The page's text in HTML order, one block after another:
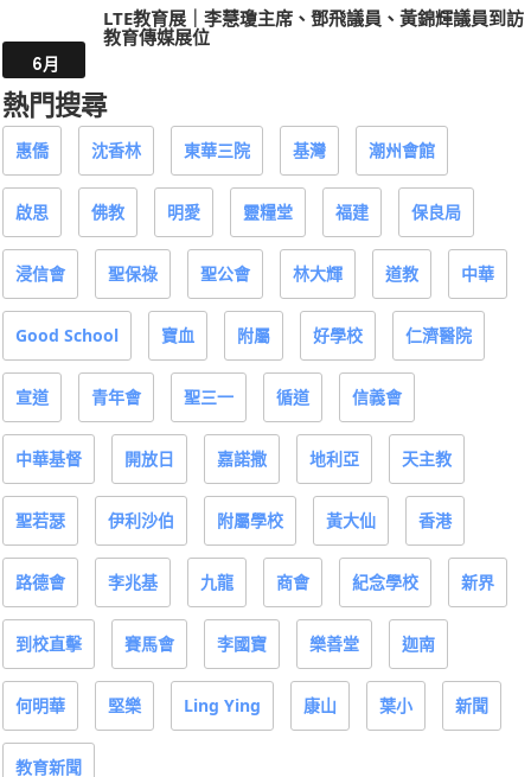
6月
LTE教育展｜李慧瓊主席、鄧飛議員、黃錦輝議員到訪
教育傳媒展位
熱門搜尋
惠僑 沈香林 東華三院 基灣 潮州會館
啟思 佛教 明愛 靈糧堂 福建 保良局
浸信會 聖保祿 聖公會 林大輝 道教 中華
Good School 寶血 附屬 好學校 仁濟醫院
宣道 青年會 聖三一 循道 信義會
中華基督 開放日 嘉諾撒 地利亞 天主教
聖若瑟 伊利沙伯 附屬學校 黃大仙 香港
路德會 李兆基 九龍 商會 紀念學校 新界
到校直擊 賽馬會 李國寶 樂善堂 迦南
何明華 堅樂 Ling Ying 康山 葉小 新聞
教育新聞